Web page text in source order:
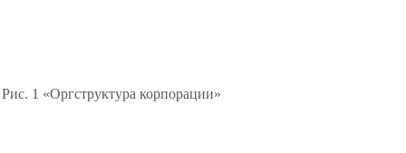
Рис. 1 «Оргструктура корпорации»